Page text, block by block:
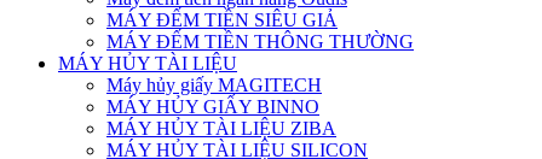
MÁY ĐẾM TIỀN SIÊU GIẢ
MÁY ĐẾM TIỀN THÔNG THƯỜNG
MÁY HỦY TÀI LIỆU
Máy hủy giấy MAGITECH
MÁY HỦY GIẤY BINNO
MÁY HỦY TÀI LIỆU ZIBA
MÁY HỦY TÀI LIỆU SILICON